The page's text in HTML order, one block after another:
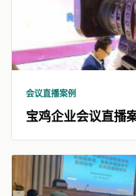
会议直播案例
宝鸡企业会议直播